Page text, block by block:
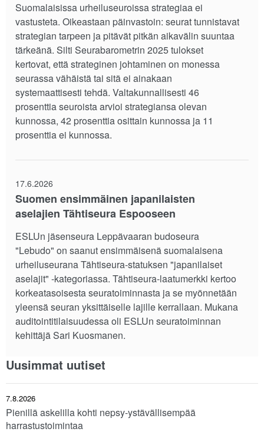
Suomalaisissa urheiluseuroissa strategiaa ei
vastusteta. Oikeastaan päinvastoin: seurat tunnistavat
strategian tarpeen ja pitävät pitkän aikavälin suuntaa
tärkeänä. Silti Seurabarometrin 2025 tulokset
kertovat, että strateginen johtaminen on monessa
seurassa vähäistä tai sitä ei ainakaan
systemaattisesti tehdä. Valtakunnallisesti 46
prosenttia seuroista arvioi strategiansa olevan
kunnossa, 42 prosenttia osittain kunnossa ja 11
prosenttia ei kunnossa.
17.6.2026
Suomen ensimmäinen japanilaisten
aselajien Tähtiseura Espooseen
ESLUn jäsenseura Leppävaaran budoseura
"Lebudo" on saanut ensimmäisenä suomalaisena
urheiluseurana Tähtiseura-statuksen "japanilaiset
aselajit" -kategoriassa. Tähtiseura-laatumerkki kertoo
korkeatasoisesta seuratoiminnasta ja se myönnetään
yleensä seuran yksittäiselle lajille kerrallaan. Mukana
auditointitilaisuudessa oli ESLUn seuratoiminnan
kehittäjä Sari Kuosmanen.
Uusimmat uutiset
7.8.2026
Pienillä askelilla kohti nepsy-ystävällisempää
harrastustoimintaa